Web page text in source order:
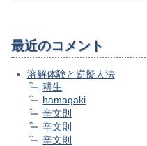
最近のコメント
溶解体験と逆擬人法
耕生
hamagaki
辛文則
辛文則
辛文則